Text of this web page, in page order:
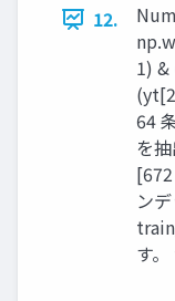
12.
1)
64
を
ン
す